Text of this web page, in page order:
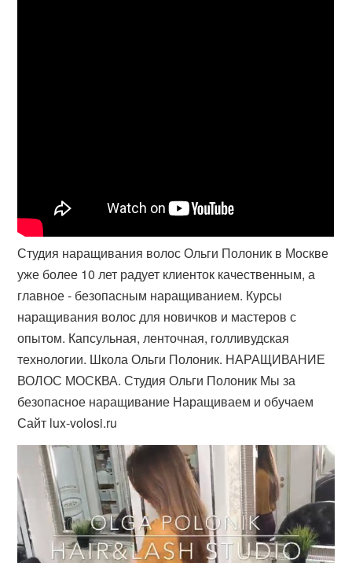
Студия наращивания волос Ольги Полоник в Москве
уже более 10 лет радует клиенток качественным, а
главное - безопасным наращиванием. Курсы
наращивания волос для новичков и мастеров с
опытом. Капсульная, ленточная, голливудская
технологии. Школа Ольги Полоник. НАРАЩИВАНИЕ
ВОЛОС МОСКВА. Студия Ольги Полоник Мы за
безопасное наращивание Наращиваем и обучаем
Сайт lux-volosi.ru